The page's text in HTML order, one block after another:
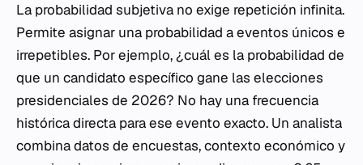
La probabilidad subjetiva no exige repetición infinita.
Permite asignar una probabilidad a eventos únicos e
irrepetibles. Por ejemplo, ¿cuál es la probabilidad de
que un candidato específico gane las elecciones
presidenciales de 2026? No hay una frecuencia
histórica directa para ese evento exacto. Un analista
combina datos de encuestas, contexto económico y